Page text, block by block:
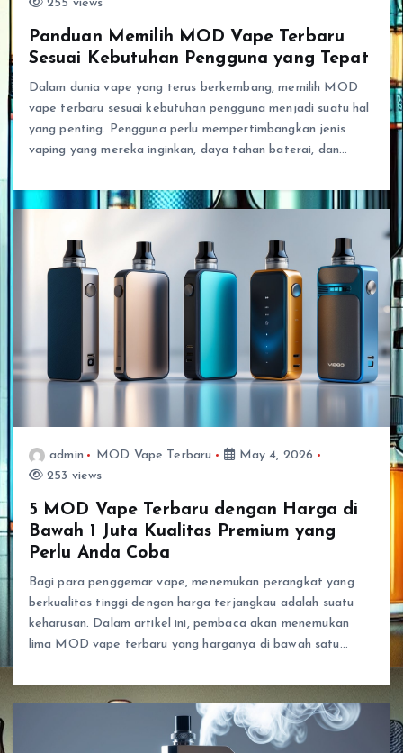
255 views
Panduan Memilih MOD Vape Terbaru
Sesuai Kebutuhan Pengguna yang Tepat
Dalam dunia vape yang terus berkembang, memilih MOD
vape terbaru sesuai kebutuhan pengguna menjadi suatu hal
yang penting. Pengguna perlu mempertimbangkan jenis
vaping yang mereka inginkan, daya tahan baterai, dan…
admin MOD Vape Terbaru
May 4, 2026
253 views
5 MOD Vape Terbaru dengan Harga di
Bawah 1 Juta Kualitas Premium yang
Perlu Anda Coba
Bagi para penggemar vape, menemukan perangkat yang
berkualitas tinggi dengan harga terjangkau adalah suatu
keharusan. Dalam artikel ini, pembaca akan menemukan
lima MOD vape terbaru yang harganya di bawah satu…